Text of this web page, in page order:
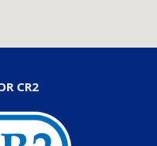
CR2